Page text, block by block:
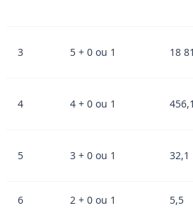
3 5 + 0 ou 1 18
4 4 + 0 ou 1 456,1
5 3 + 0 ou 1 32,1
6 2 + 0 ou 1 5,5